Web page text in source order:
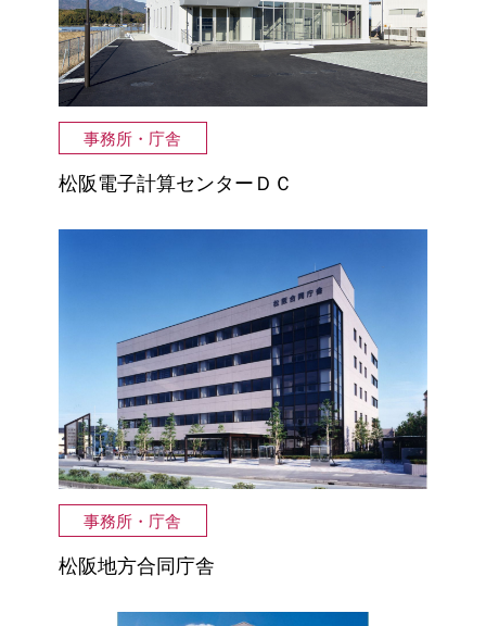
事務所・庁舎
松阪電子計算センターＤＣ
事務所・庁舎
松阪地方合同庁舎